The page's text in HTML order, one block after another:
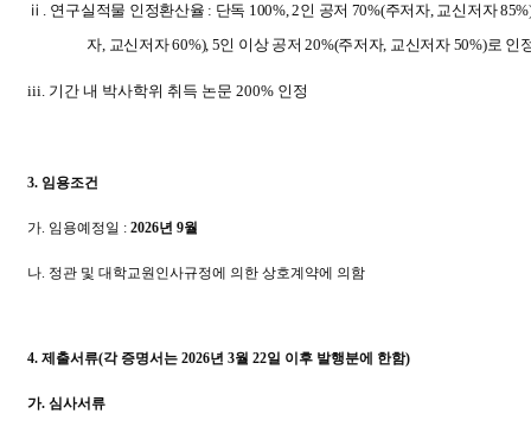
ⅱ . 연구실적물 인정환산율 : 단독 100%, 2인 공저 70%(주저자, 교신저자
자, 교신저자60%), 5인 이상 공저20%(주저자, 교신저자 50%)로 인
iii. 기간 내 박사학위 취득 논문200% 인정
3. 임용조건
가. 임용예정일 :2026년9월
나. 정관 및 대학교원인사규정에 의한 상호계약에 의함
4.제출서류(각 증명서는2026년3월22일 이후 발행분에 한함)
가.심사서류